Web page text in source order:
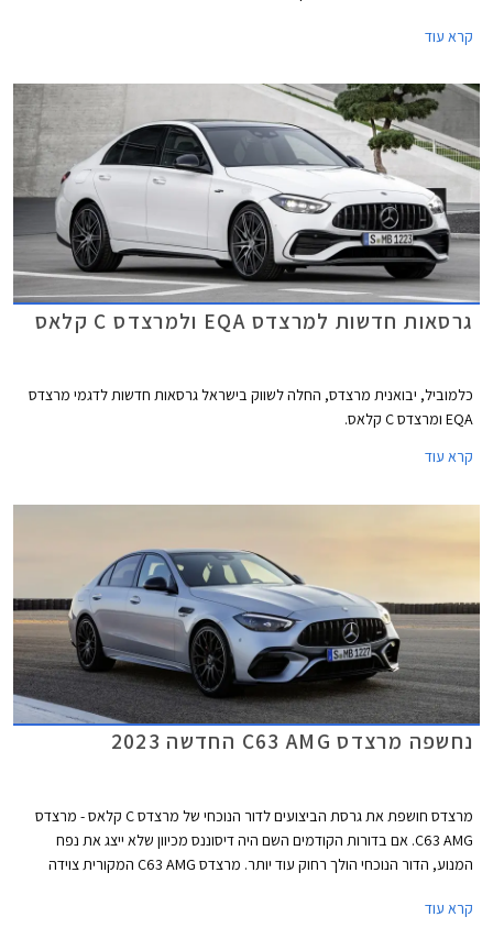
ברבעון הראשון של 2024.
קרא עוד
גרסאות חדשות למרצדס EQA ולמרצדס C קלאס
כלמוביל, יבואנית מרצדס, החלה לשווק בישראל גרסאות חדשות לדגמי מרצדס
EQA ומרצדס C קלאס.
קרא עוד
נחשפה מרצדס C63 AMG החדשה 2023
מרצדס חושפת את גרסת הביצועים לדור הנוכחי של מרצדס C קלאס - מרצדס
C63 AMG. אם בדורות הקודמים השם היה דיסוננס מכיוון שלא ייצג את נפח
המנוע, הדור הנוכחי הולך רחוק עוד יותר. מרצדס C63 AMG המקורית צוידה
קרא עוד